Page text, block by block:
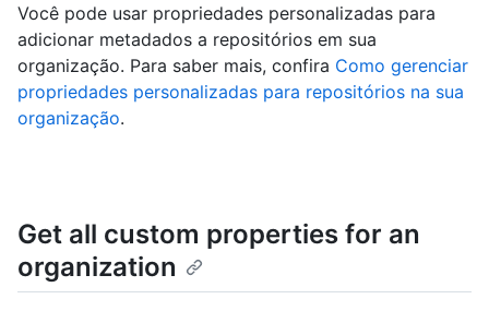
Você pode usar propriedades personalizadas para
adicionar metadados a repositórios em sua
organização. Para saber mais, confira Como gerenciar
propriedades personalizadas para repositórios na sua
organização.
Get all custom properties for an
organization